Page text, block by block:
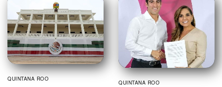
QUINTANA ROO
QUINTANA ROO